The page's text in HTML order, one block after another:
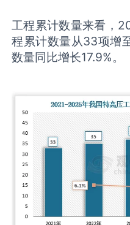
工程累计数量来看，
程累计数量从33项增
数量同比增长17.9%。